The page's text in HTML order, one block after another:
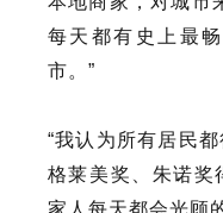
每天都有史上最
市。”
“我认为所有居民
格莱美奖、朱诺奖
家人每天都会光顾